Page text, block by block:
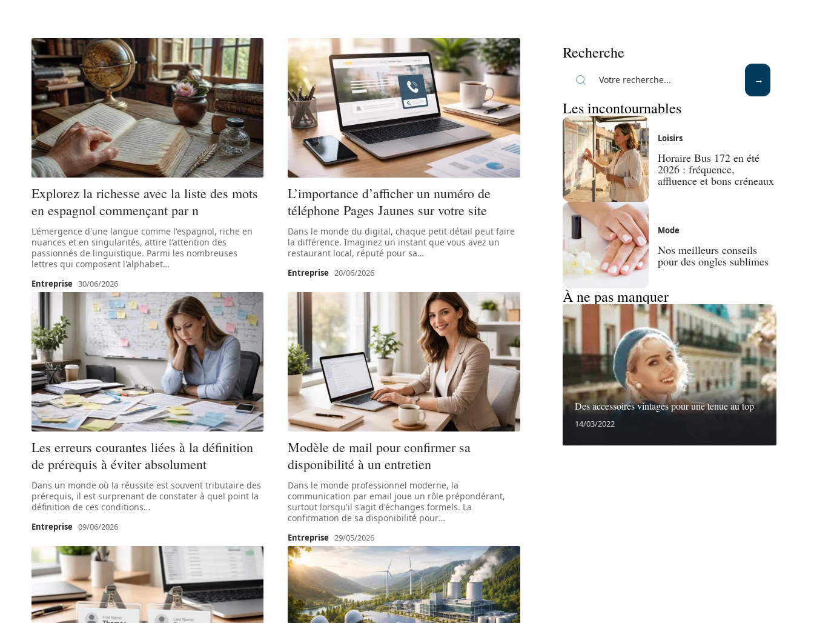
Explorez la richesse avec la liste des mots
en espagnol commençant par n
L'émergence d'une langue comme l'espagnol, riche en
nuances et en singularités, attire l'attention des
passionnés de linguistique. Parmi les nombreuses
lettres qui composent l'alphabet…
Entreprise 30/06/2026
L’importance d’afficher un numéro de
téléphone Pages Jaunes sur votre site
Dans le monde du digital, chaque petit détail peut faire
la différence. Imaginez un instant que vous avez un
restaurant local, réputé pour sa…
Entreprise 20/06/2026
Les erreurs courantes liées à la définition
de prérequis à éviter absolument
Dans un monde où la réussite est souvent tributaire des
prérequis, il est surprenant de constater à quel point la
définition de ces conditions…
Entreprise 09/06/2026
Modèle de mail pour confirmer sa
disponibilité à un entretien
Dans le monde professionnel moderne, la
communication par email joue un rôle prépondérant,
surtout lorsqu'il s'agit d'échanges formels. La
confirmation de sa disponibilité pour…
Entreprise 29/05/2026
Recherche
Les incontournables
Loisirs
Horaire Bus 172 en été
2026 : fréquence,
affluence et bons créneaux
Mode
Nos meilleurs conseils
pour des ongles sublimes
À ne pas manquer
Des accessoires vintages pour une tenue au top
14/03/2022